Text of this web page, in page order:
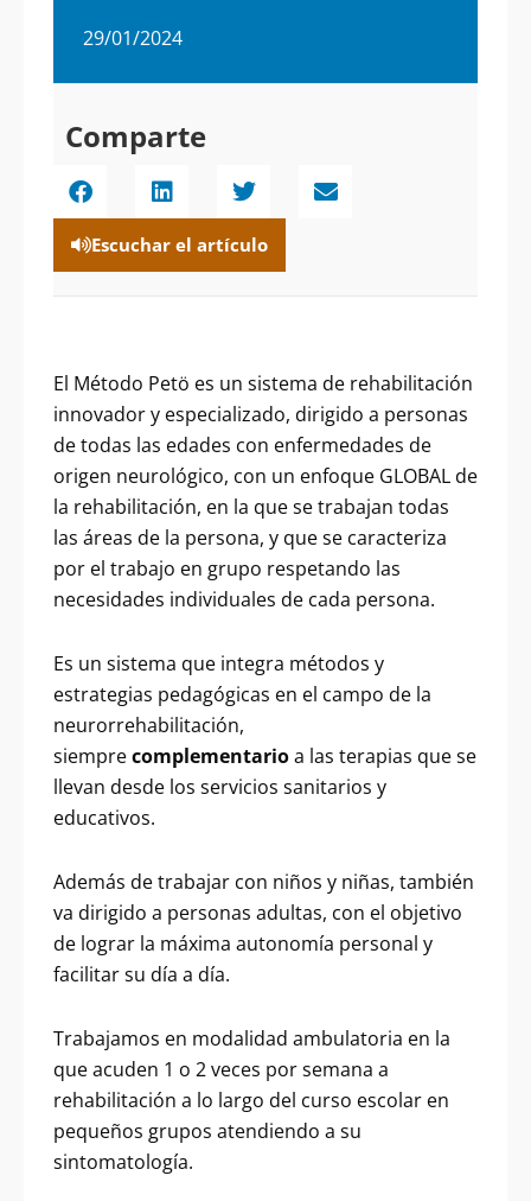
29/01/2024
Comparte
Escuchar el artículo
El Método Petö es un sistema de rehabilitación
innovador y especializado, dirigido a personas
de todas las edades con enfermedades de
origen neurológico, con un enfoque GLOBAL de
la rehabilitación, en la que se trabajan todas
las áreas de la persona, y que se caracteriza
por el trabajo en grupo respetando las
necesidades individuales de cada persona.
Es un sistema que integra métodos y
estrategias pedagógicas en el campo de la
neurorrehabilitación,
siemprecomplementarioa las terapias que se
llevan desde los servicios sanitarios y
educativos.
Además de trabajar con niños y niñas, también
va dirigido a personas adultas, con el objetivo
de lograr la máxima autonomía personal y
facilitar su día a día.
Trabajamos en modalidad ambulatoria en la
que acuden 1 o 2 veces por semana a
rehabilitación a lo largo del curso escolar en
pequeños grupos atendiendo a su
sintomatología.